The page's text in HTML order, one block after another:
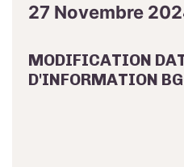
27 Novembre
MODIFICATION
D'INFORMATION